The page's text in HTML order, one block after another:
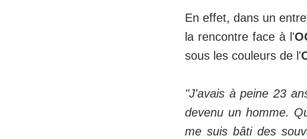
En effet, dans un
la rencontre face à l'
sous les couleurs de l'
"J'avais à peine 23
devenu un homme.
me suis bâti des